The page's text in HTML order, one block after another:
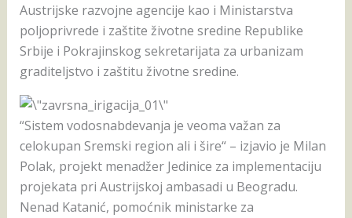
Austrijske razvojne agencije kao i Ministarstva
poljoprivrede i zaštite životne sredine Republike
Srbije i Pokrajinskog sekretarijata za urbanizam
graditeljstvo i zaštitu životne sredine.
“Sistem vodosnabdevanja je veoma važan za
celokupan Sremski region ali i šire“ – izjavio je Milan
Polak, projekt menadžer Jedinice za implementaciju
projekata pri Austrijskoj ambasadi u Beogradu.
Nenad Katanić, pomoćnik ministarke za